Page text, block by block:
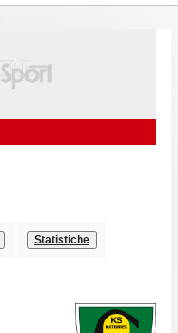
Statistiche